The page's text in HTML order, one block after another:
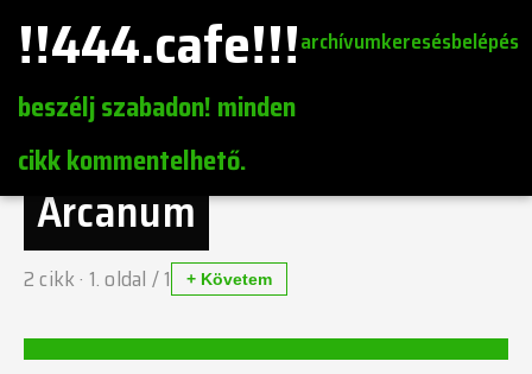
!!444.cafe!!!
beszélj szabadon! minden
cikk kommentelhető.
archívumkeresésbelépés
Arcanum
2cikk · 1. oldal /1 + Követem